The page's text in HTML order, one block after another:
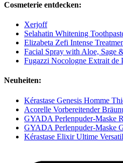
Cosmeterie entdecken:
Xerjoff
Selahatin Whitening
Elizabeta Zefi Intense
Facial Spray with Aloe, Sage
Fugazzi Nocologne Extrait de
Neuheiten:
Kérastase Genesis Homme
Acorelle Vorbereitender
GYADA Perlenpuder-Maske
GYADA Perlenpuder-Maske
Kérastase Elixir Ultime